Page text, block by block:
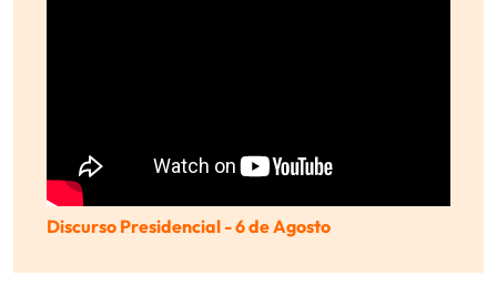
Discurso Presidencial - 6 de Agosto